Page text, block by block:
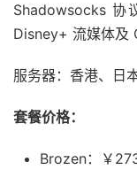
Shadowsocks 协
Disney+ 流媒体及
服务器：香港、日
套餐价格：
Brozen：￥